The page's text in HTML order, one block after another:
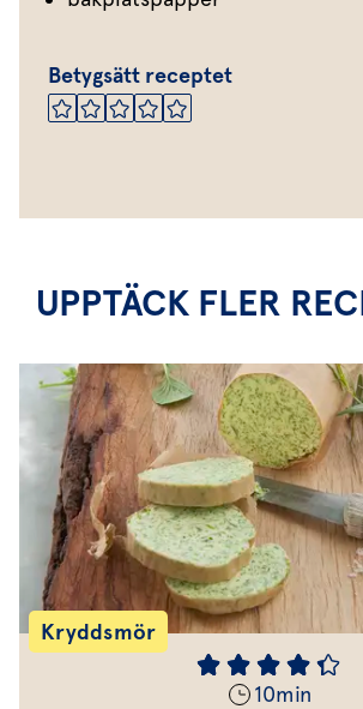
Betygsätt receptet
UPPTÄCK FLER
Kryddsmör
10min